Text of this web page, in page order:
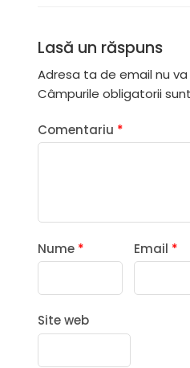
Lasă un răspuns
Adresa ta de email nu
Câmpurile obligatorii
Comentariu *
Nume * Email *
Site web